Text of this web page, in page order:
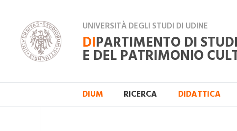
UNIVERSITÀ DEGLI STUDI DI UDINE
DIPARTIMENTO DI STUDI
E DEL PATRIMONIO
DIUM RICERCA DIDATTICA